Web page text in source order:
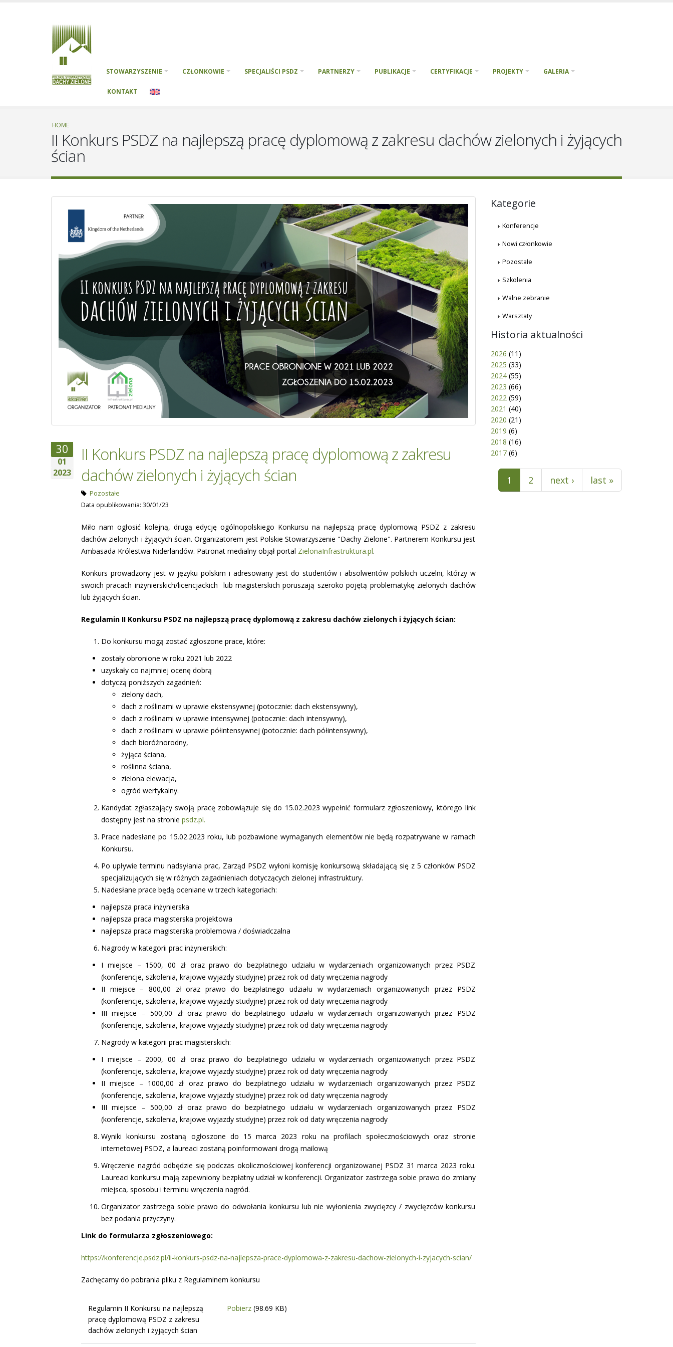
STOWARZYSZENIE CZŁONKOWIE SPECJALIŚCI PSDZ PARTNERZY PUBLIKACJE CERTYFIKACJE PROJEKTY GALERIA
KONTAKT
HOME
II Konkurs PSDZ na najlepszą pracę dyplomową z zakresu dachów zielonych i żyjących
ścian
30
01
2023
II Konkurs PSDZ na najlepszą pracę dyplomową z zakresu
dachów zielonych i żyjących ścian
Pozostałe
Data opublikowania: 30/01/23
Miło nam ogłosić kolejną, drugą edycję ogólnopolskiego Konkursu na najlepszą pracę dyplomową PSDZ z zakresu
dachów zielonych i żyjących ścian. Organizatorem jest Polskie Stowarzyszenie "Dachy Zielone". Partnerem Konkursu jest
Ambasada Królestwa Niderlandów. Patronat medialny objął portal ZielonaInfrastruktura.pl.
Konkurs prowadzony jest w języku polskim i adresowany jest do studentów i absolwentów polskich uczelni, którzy w
swoich pracach inżynierskich/licencjackich lub magisterskich poruszają szeroko pojętą problematykę zielonych dachów
lub żyjących ścian.
Regulamin II Konkursu PSDZ na najlepszą pracę dyplomową z zakresu dachów zielonych i żyjących ścian:
Do konkursu mogą zostać zgłoszone prace, które:
zostały obronione w roku 2021 lub 2022
uzyskały co najmniej ocenę dobrą
dotyczą poniższych zagadnień:
zielony dach,
dach z roślinami w uprawie ekstensywnej (potocznie: dach ekstensywny),
dach z roślinami w uprawie intensywnej (potocznie: dach intensywny),
dach z roślinami w uprawie półintensywnej (potocznie: dach półintensywny),
dach bioróżnorodny,
żyjąca ściana,
roślinna ściana,
zielona elewacja,
ogród wertykalny.
Kandydat zgłaszający swoją pracę zobowiązuje się do 15.02.2023 wypełnić formularz zgłoszeniowy, którego link
dostępny jest na stronie psdz.pl.
Prace nadesłane po 15.02.2023 roku, lub pozbawione wymaganych elementów nie będą rozpatrywane w ramach
Konkursu.
Po upływie terminu nadsyłania prac, Zarząd PSDZ wyłoni komisję konkursową składającą się z 5 członków PSDZ
specjalizujących się w różnych zagadnieniach dotyczących zielonej infrastruktury.
Nadesłane prace będą oceniane w trzech kategoriach:
najlepsza praca inżynierska
najlepsza praca magisterska projektowa
najlepsza praca magisterska problemowa / doświadczalna
Nagrody w kategorii prac inżynierskich:
I miejsce – 1500, 00 zł oraz prawo do bezpłatnego udziału w wydarzeniach organizowanych przez PSDZ
(konferencje, szkolenia, krajowe wyjazdy studyjne) przez rok od daty wręczenia nagrody
II miejsce – 800,00 zł oraz prawo do bezpłatnego udziału w wydarzeniach organizowanych przez PSDZ
(konferencje, szkolenia, krajowe wyjazdy studyjne) przez rok od daty wręczenia nagrody
III miejsce – 500,00 zł oraz prawo do bezpłatnego udziału w wydarzeniach organizowanych przez PSDZ
(konferencje, szkolenia, krajowe wyjazdy studyjne) przez rok od daty wręczenia nagrody
Nagrody w kategorii prac magisterskich:
I miejsce – 2000, 00 zł oraz prawo do bezpłatnego udziału w wydarzeniach organizowanych przez PSDZ
(konferencje, szkolenia, krajowe wyjazdy studyjne) przez rok od daty wręczenia nagrody
II miejsce – 1000,00 zł oraz prawo do bezpłatnego udziału w wydarzeniach organizowanych przez PSDZ
(konferencje, szkolenia, krajowe wyjazdy studyjne) przez rok od daty wręczenia nagrody
III miejsce – 500,00 zł oraz prawo do bezpłatnego udziału w wydarzeniach organizowanych przez PSDZ
(konferencje, szkolenia, krajowe wyjazdy studyjne) przez rok od daty wręczenia nagrody
Wyniki konkursu zostaną ogłoszone do 15 marca 2023 roku na profilach społecznościowych oraz stronie
internetowej PSDZ, a laureaci zostaną poinformowani drogą mailową
Wręczenie nagród odbędzie się podczas okolicznościowej konferencji organizowanej PSDZ 31 marca 2023 roku.
Laureaci konkursu mają zapewniony bezpłatny udział w konferencji. Organizator zastrzega sobie prawo do zmiany
miejsca, sposobu i terminu wręczenia nagród.
Organizator zastrzega sobie prawo do odwołania konkursu lub nie wyłonienia zwycięzcy / zwycięzców konkursu
bez podania przyczyny.
Link do formularza zgłoszeniowego:
https://konferencje.psdz.pl/ii-konkurs-psdz-na-najlepsza-prace-dyplomowa-z-zakresu-dachow-zielonych-i-zyjacych-scian/
Zachęcamy do pobrania pliku z Regulaminem konkursu
Regulamin II Konkursu na najlepszą
pracę dyplomową PSDZ z zakresu
dachów zielonych i żyjących ścian
Pobierz (98.69 KB)
Kategorie
Konferencje
Nowi członkowie
Pozostałe
Szkolenia
Walne zebranie
Warsztaty
Historia aktualności
2026 (11)
2025 (33)
2024(55)
2023 (66)
2022(59)
2021 (40)
2020 (21)
2019 (6)
2018 (16)
2017(6)
Pages
1 2 next › last »